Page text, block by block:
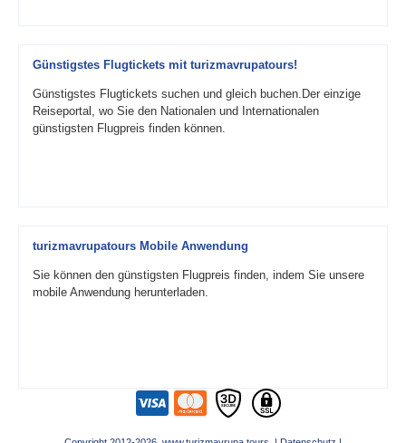
Günstigstes Flugtickets mit turizmavrupatours!
Günstigstes Flugtickets suchen und gleich buchen.Der einzige
Reiseportal, wo Sie den Nationalen und Internationalen
günstigsten Flugpreis finden können.
turizmavrupatours Mobile Anwendung
Sie können den günstigsten Flugpreis finden, indem Sie unsere
mobile Anwendung herunterladen.